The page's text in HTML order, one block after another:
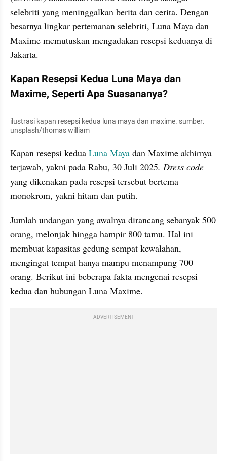
selebriti yang meninggalkan berita dan cerita. Dengan
besarnya lingkar pertemanan selebriti, Luna Maya dan
Maxime memutuskan mengadakan resepsi keduanya di
Jakarta.
Kapan Resepsi Kedua Luna Maya dan
Maxime, Seperti Apa Suasananya?
ilustrasi kapan resepsi kedua luna maya dan maxime. sumber:
unsplash/thomas william
Kapan resepsi kedua Luna Maya dan Maxime akhirnya
terjawab, yakni pada Rabu, 30 Juli 2025. Dress code
yang dikenakan pada resepsi tersebut bertema
monokrom, yakni hitam dan putih.
Jumlah undangan yang awalnya dirancang sebanyak 500
orang, melonjak hingga hampir 800 tamu. Hal ini
membuat kapasitas gedung sempat kewalahan,
mengingat tempat hanya mampu menampung 700
orang. Berikut ini beberapa fakta mengenai resepsi
kedua dan hubungan Luna Maxime.
ADVERTISEMENT